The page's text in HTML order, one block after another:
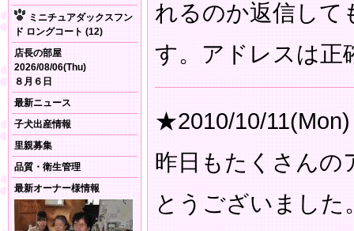
ミニチュアダックスフン
ド ロングコート (12)
店長の部屋
2026/08/06(Thu)
８月６日
最新ニュース
子犬出産情報
里親募集
品質・衛生管理
最新オーナー様情報
れるのか返信して
す。アドレスは正
★2010/10/11(Mon)
昨日もたくさんの
とうございました